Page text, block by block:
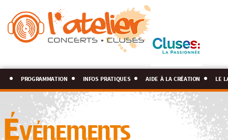
programmation infos pratiques aide à la création le
Événements